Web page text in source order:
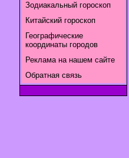
Зодиакальный гороскоп
Китайский гороскоп
Географические
координаты городов
Реклама на нашем сайте
Обратная связь